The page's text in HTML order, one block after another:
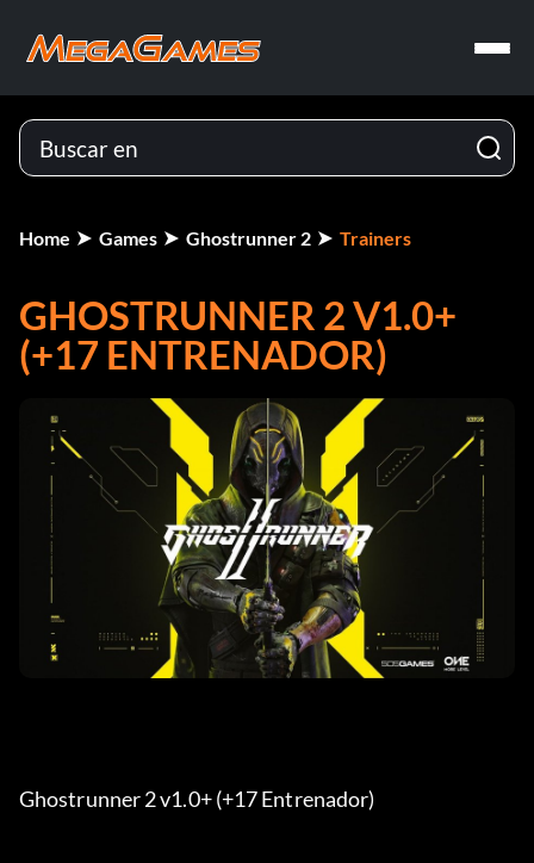
Home Games Ghostrunner 2 Trainers
GHOSTRUNNER 2 V1.0+
(+17 ENTRENADOR)
Ghostrunner 2 v1.0+ (+17 Entrenador)